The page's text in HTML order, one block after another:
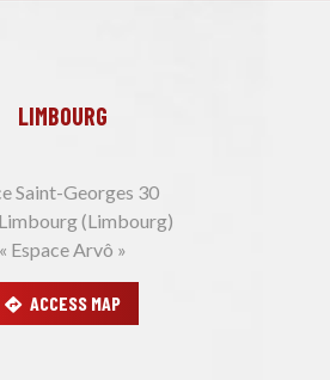
LIMBOURG
Saint-Georges 30
(Limbourg)
« Espace Arvô »
ACCESS MAP